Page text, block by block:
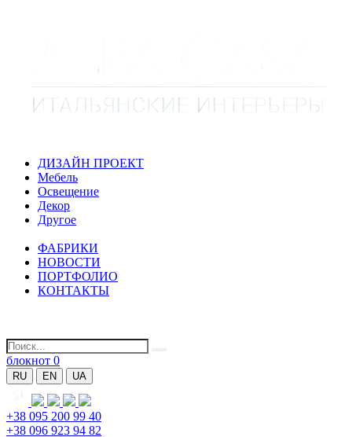
ДИЗАЙН ПРОЕКТ
Мебель
Освещение
Декор
Другое
ФАБРИКИ
НОВОСТИ
ПОРТФОЛИО
КОНТАКТЫ
блокнот 0
RU EN UA
+38 095 200 99 40
+38 096 923 94 82